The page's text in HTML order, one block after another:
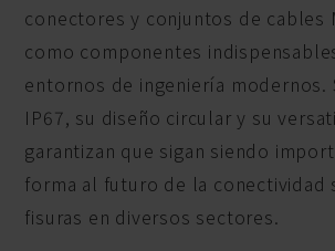
conectores y conjuntos de cables
como componentes
entornos de ingeniería modernos.
IP67, su diseño circular y su
garantizan que sigan siendo
forma al futuro de la conectividad
fisuras en diversos sectores.